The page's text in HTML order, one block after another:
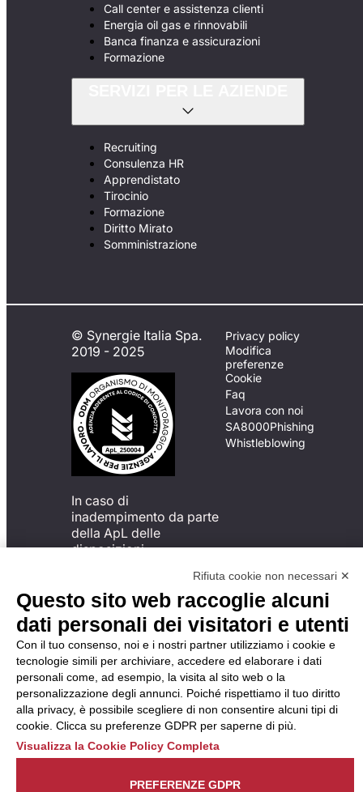
Call center e assistenza clienti
Energia oil gas e rinnovabili
Banca finanza e assicurazioni
Formazione
Recruiting
Consulenza HR
Apprendistato
Tirocinio
Formazione
Diritto Mirato
Somministrazione
© Synergie Italia Spa.
2019 - 2025
In caso di
inadempimento da parte
della ApL delle
disposizioni
possibile presentare un
reclamo
all’Organismo di
Monitoraggio utilizzando
una delle modalità
descritte al seguente
indirizzo web
https://odm-
agenzielavoro.it/reclami/.
Privacy policy
Modifica
preferenze
Cookie
Faq
Lavora con noi
SA8000Phishing
Whistleblowing
Rifiuta cookie non necessari ✕
Questo sito web raccoglie alcuni
dati personali dei visitatori e utenti
Con il tuo consenso, noi e i nostri partner utilizziamo i cookie e
tecnologie simili per archiviare, accedere ed elaborare i dati
personali come, ad esempio, la visita al sito web o la
personalizzazione degli annunci. Poiché rispettiamo il tuo diritto
alla privacy, è possibile scegliere di non consentire alcuni tipi di
cookie. Clicca su preferenze GDPR per saperne di più.
Visualizza la Cookie Policy Completa
PREFERENZE GDPR